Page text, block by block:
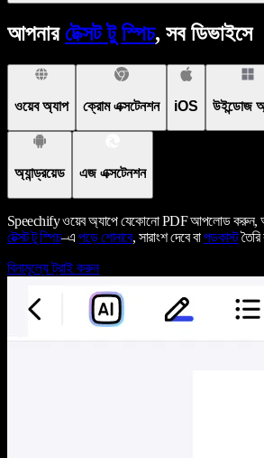
আপনার টেক্সট টু স্পিচ, সব ডিভাইসে
ওয়েব অ্যাপ ক্রোম এক্সটেনশন iOS উইন্ডোজ
অ্যান্ড্রয়েড এজ এক্সটেনশন
Speechify ওয়েব অ্যাপে যেকোনো PDF আপলোড করুন,
টেক্সট টু স্পিচ–এপড়ে শোনাবে, সারাংশ দেবে বাপডকাস্টতৈরি
বিনামূল্যে ট্রাই করুন